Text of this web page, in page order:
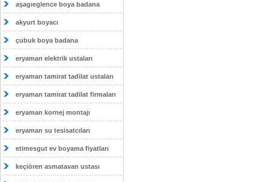
aşagıeglence boya badana
akyurt boyacı
çubuk boya badana
eryaman elektrik ustaları
eryaman tamirat tadilat ustaları
eryaman tamirat tadilat firmaları
eryaman kornej montajı
eryaman su tesisatcıları
etimesgut ev boyama fiyatları
keçiören asmatavan ustası